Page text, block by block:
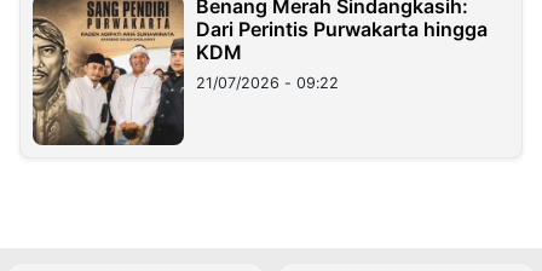
Benang Merah Sindangkasih:
Dari Perintis Purwakarta hingga
KDM
21/07/2026 - 09:22